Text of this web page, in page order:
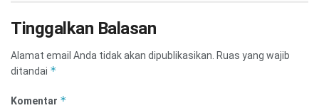
Tinggalkan Balasan
Alamat email Anda tidak akan dipublikasikan. Ruas yang wajib
ditandai *
Komentar *